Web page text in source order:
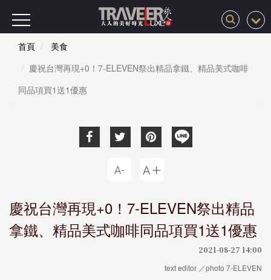
首頁
美食
慶祝台灣再現+0！7-ELEVEN祭出精品拿鐵、精品美式咖啡
同品項買1送1優惠
慶祝台灣再現+0！7-ELEVEN祭出精品
拿鐵、精品美式咖啡同品項買1送1優惠
2021-08-27 14:00
text editor ／photo 7-ELEVEN